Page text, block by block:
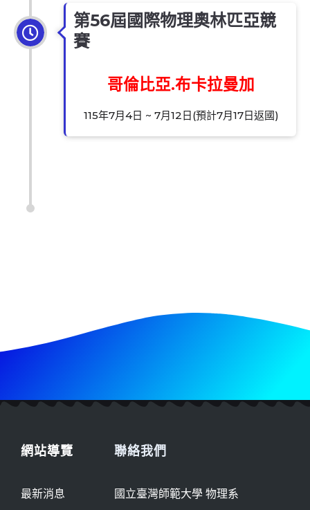
第56屆國際物理奧林匹亞競
賽
哥倫比亞.布卡拉曼加
115年7月4日 ~ 7月12日(預計7月17日返國)
網站導覽
最新消息
聯絡我們
國立臺灣師範大學 物理系